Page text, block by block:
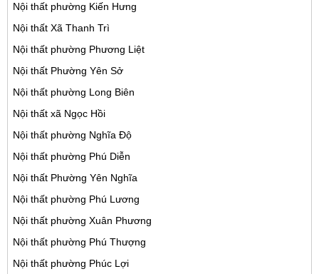
Nội thất phường Kiến Hưng
Nội thất Xã Thanh Trì
Nội thất phường Phương Liệt
Nội thất Phường Yên Sở
Nội thất phường Long Biên
Nội thất xã Ngọc Hồi
Nội thất phường Nghĩa Độ
Nội thất phường Phú Diễn
Nội thất Phường Yên Nghĩa
Nội thất phường Phú Lương
Nội thất phường Xuân Phương
Nội thất phường Phú Thượng
Nội thất phường Phúc Lợi